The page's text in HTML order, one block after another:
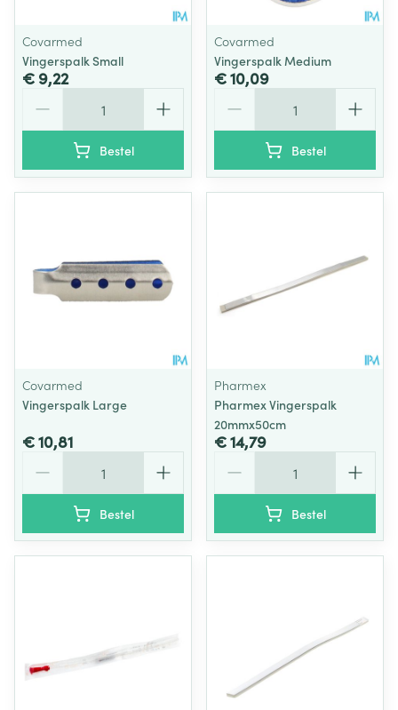
Covarmed
Vingerspalk Small
€ 9,22
Bestel
Covarmed
Vingerspalk Medium
€ 10,09
Bestel
Covarmed
Vingerspalk Large
€ 10,81
Bestel
Pharmex
Pharmex Vingerspalk
20mmx50cm
€ 14,79
Bestel